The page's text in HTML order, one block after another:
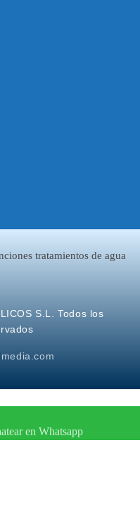
S.L. Todos los
en Whatsapp